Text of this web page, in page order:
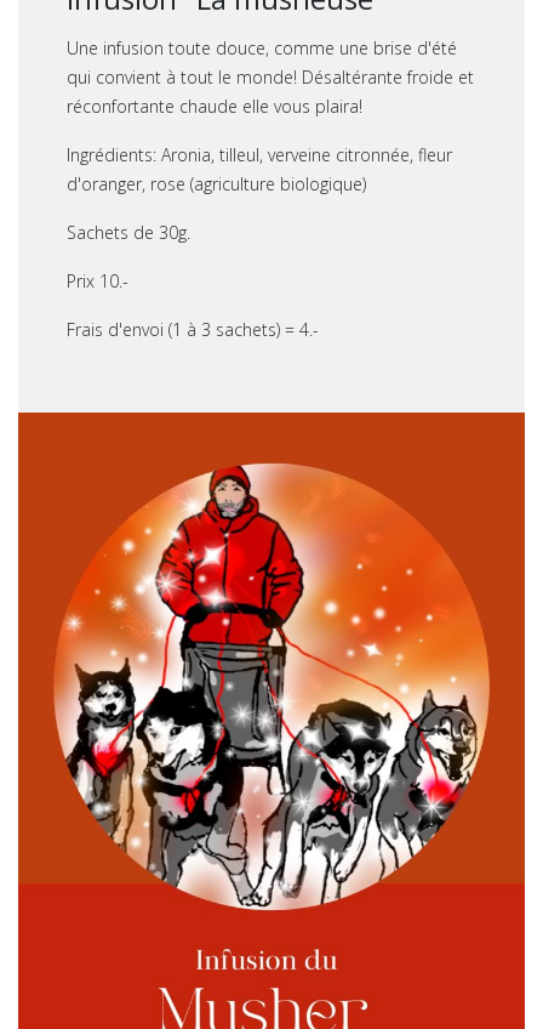
Une infusion toute douce, comme une brise d'été
qui convient à tout le monde! Désaltérante froide et
réconfortante chaude elle vous plaira!
Ingrédients: Aronia, tilleul, verveine citronnée, fleur
d'oranger, rose (agriculture biologique)
Sachets de 30g.
Prix 10.-
Frais d'envoi (1 à 3 sachets) = 4.-